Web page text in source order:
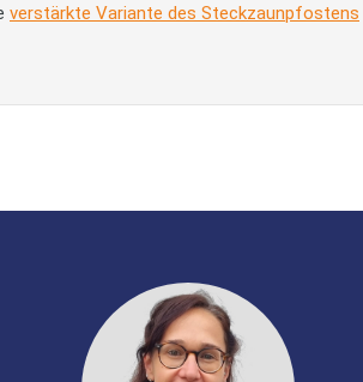
verstärkte Variante des Steckzaunpfostens